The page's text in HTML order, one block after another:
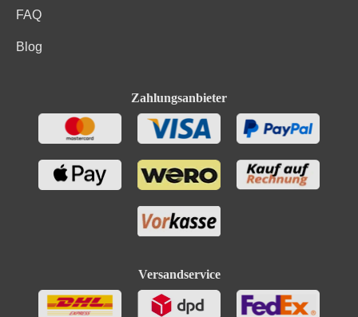
FAQ
Blog
Zahlungsanbieter
Versandservice